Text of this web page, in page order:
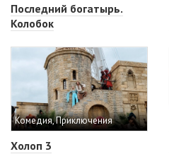
Последний богатырь.
Колобок
Комедия, Приключения
Холоп 3